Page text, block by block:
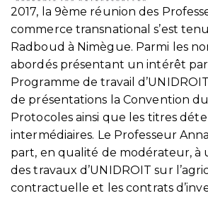
2017, la 9ème réunion des
commerce transnational s’est
Radboud à Nimègue. Parmi les
abordés présentant un intérêt
Programme de travail
de présentations la Convention du
Protocoles ainsi que les titres
intermédiaires. Le Professeur
part, en qualité de modérateur, à
des travaux d’UNIDROIT sur
contractuelle et les contrats